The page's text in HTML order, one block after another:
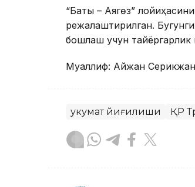
“Бақты – Аягөз”
режалаштирилган. Бугунги
бошлаш учун тайёргарлик
Муаллиф: Айжан
Ҳукумат йиғилиши ҚР